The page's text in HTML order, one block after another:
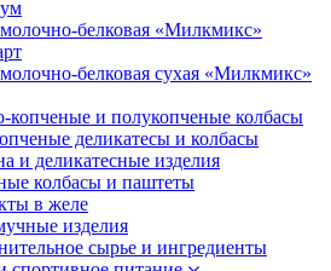
белковая «Милкмикс»
белковая сухая «Милкмикс»
копченые и полукопченые колбасы
деликатесы и колбасы
и деликатесные изделия
колбасы и паштеты
в желе
изделия
сырье и ингредиенты